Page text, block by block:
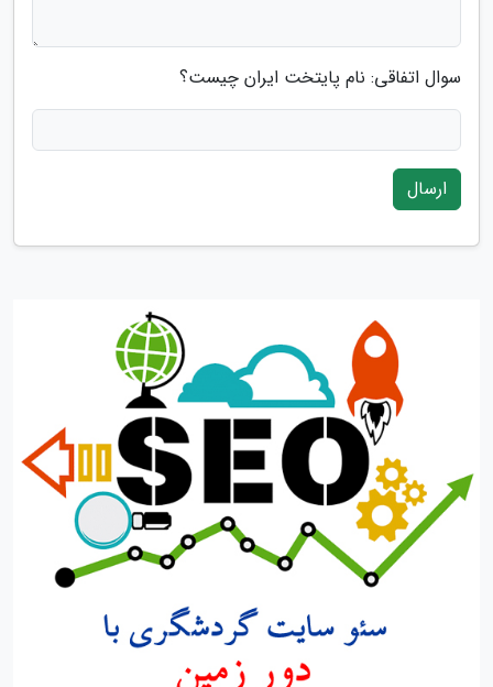
سوال اتفاقی: نام پایتخت ایران چیست؟
ارسال